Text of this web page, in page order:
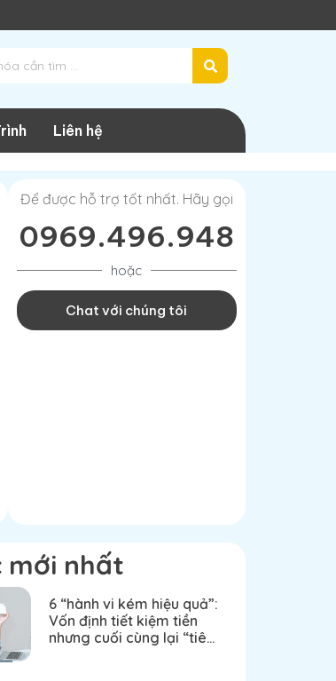
Liên hệ
Để được hỗ trợ tốt nhất. Hãy gọi
0969.496.948
hoặc
Chat với chúng tôi
mới nhất
6 “hành vi kém hiệu quả”:
Vốn định tiết kiệm tiền
nhưng cuối cùng lại “tiêu